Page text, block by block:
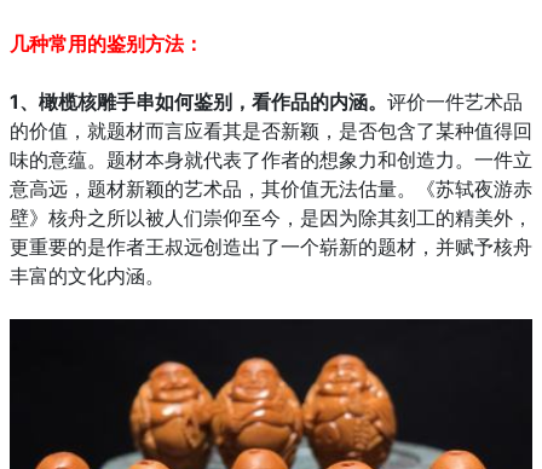
几种常用的鉴别方法：
1、橄榄核雕手串如何鉴别， 看作品的内涵。 评价一件艺术品
的价值，就题材而言应看其是否新颖，是否包含了某种值得回
味的意蕴。题材本身就代表了作者的想象力和创造力。一件立
意高远，题材新颖的艺术品，其价值无法估量。《苏轼夜游赤
壁》核舟之所以被人们崇仰至今，是因为除其刻工的精美外，
更重要的是作者王叔远创造出了一个崭新的题材，并赋予核舟
丰富的文化内涵。